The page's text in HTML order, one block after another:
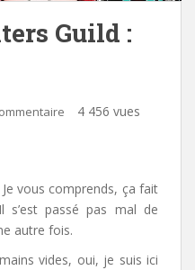
Guild :
4 456 vues
Je vous comprends, ça fait
passé pas mal de
autre fois.
vides, oui, je suis ici